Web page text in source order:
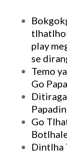
play
se
Temo
Go
Go
Dintlha